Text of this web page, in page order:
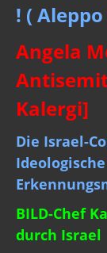
! (
Angela
Kalergi]
Die Israel-
BILD-Chef
durch Israel